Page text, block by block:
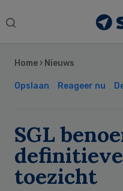
Search
Home › Nieuws
Opslaan Reageer nu
SGL
toezicht
Sidebar